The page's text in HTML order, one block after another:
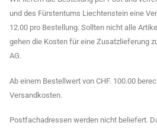
und des Fürstentums Liechtenstein eine
12.00 pro Bestellung. Sollten nicht alle
gehen die Kosten für eine Zusatzlieferung
AG.
Ab einem Bestellwert von CHF. 100.00
Versandkosten.
Postfachadressen werden nicht beliefert.